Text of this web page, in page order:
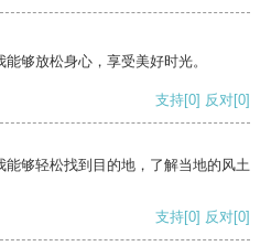
够放松身心，享受美好时光。
支持[0] 反对[0]
够轻松找到目的地，了解当地的风土
支持[0] 反对[0]